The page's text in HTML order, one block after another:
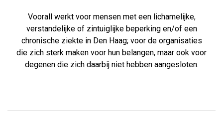
Voorall werkt voor mensen met een lichamelijke,
verstandelijke of zintuiglijke beperking en/of een
chronische ziekte in Den Haag; voor de organisaties
die zich sterk maken voor hun belangen, maar ook voor
degenen die zich daarbij niet hebben aangesloten.